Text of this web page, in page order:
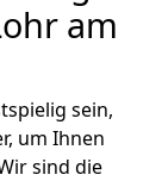
am
sein,
um Ihnen
sind die